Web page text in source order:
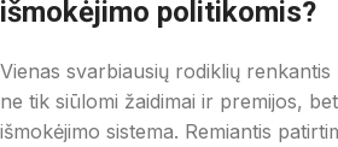
išmokėjimo politikomis?
Vienas svarbiausių rodiklių
ne tik siūlomi žaidimai ir premijos,
išmokėjimo sistema. Remiantis